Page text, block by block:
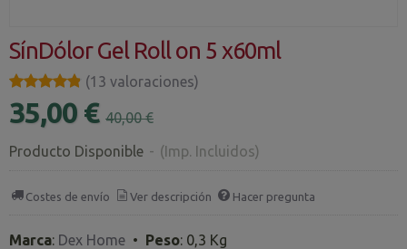
SínDólor Gel Roll on 5 x60ml
★★★★★
★★★★★ (13 valoraciones)
35,00 € 40,00 €
Producto Disponible - (Imp. Incluidos)
Costes de envío Ver descripción Hacer pregunta
Marca: Dex Home • Peso: 0,3 Kg